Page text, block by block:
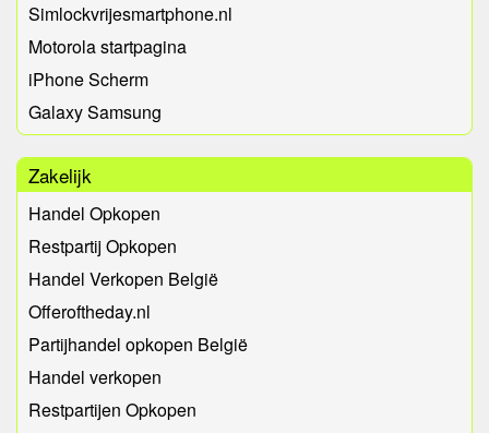
Simlockvrijesmartphone.nl
Motorola startpagina
iPhone Scherm
Galaxy Samsung
Zakelijk
Handel Opkopen
Restpartij Opkopen
Handel Verkopen België
Offeroftheday.nl
Partijhandel opkopen België
Handel verkopen
Restpartijen Opkopen